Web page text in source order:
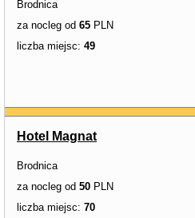
Brodnica
za nocleg od 65 PLN
liczba miejsc: 49
Hotel Magnat
Brodnica
za nocleg od 50 PLN
liczba miejsc: 70